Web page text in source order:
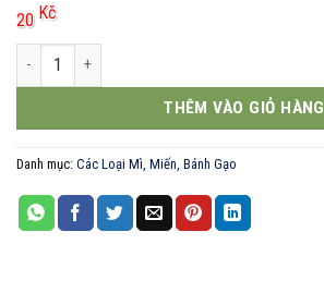
20 Kč
Mì Gấu Đỏ Gà Sợi Phở 63g số lượng
THÊM VÀO GIỎ HÀNG
Danh mục: Các Loại Mì, Miến, Bánh Gạo